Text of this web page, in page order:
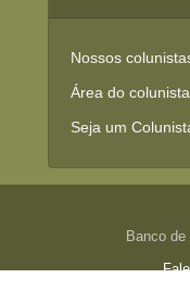
Nossos
Área do
Seja um
Banco